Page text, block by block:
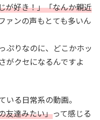
が好き！」「なんか親近
ァンの声もとても多いん
ぷりなのに、どこかホッ
がクセになるんですよ
る日常系の動画。
友達みたい」って感じる